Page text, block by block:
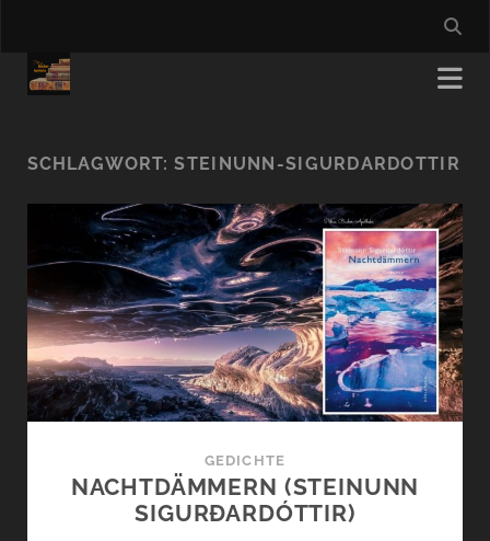
SCHLAGWORT:STEINUNN-SIGURDARDOTTIR
GEDICHTE
NACHTDÄMMERN (STEINUNN
SIGURÐARDÓTTIR)